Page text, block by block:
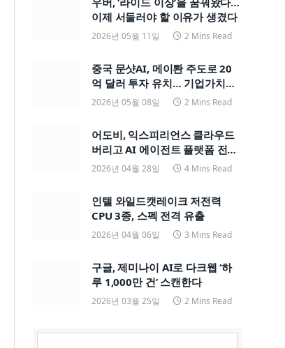
이제 서둘러야 할 이유가 생겼다
2026년 05월 11일 2 Mins Read
중국 문샷AI, 메이퇀 주도로 20
억 달러 투자 유치… 기업가치
200억 달러
2026년 05월 08일 2 Mins Read
어도비, 익스피리언스 클라우드
버리고 AI 에이전트 플랫폼 전면
전환
2026년 04월 28일 4 Mins Read
인텔 와일드캣레이크 저전력
CPU 3종, 스펙 전격 유출
2026년 04월 06일 3 Mins Read
구글, 제미나이 AI로 다크웹 ‘하
루 1,000만 건’ 스캔한다
2026년 03월 25일 2 Mins Read